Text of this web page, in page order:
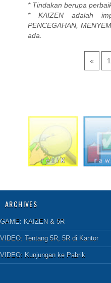
* Tindakan berupa
* KAIZEN adalah
PENCEGAHAN,
ada.
« 1
ARCHIVES
GAME: KAIZEN & 5R
VIDEO: Tentang 5R, 5R di Kantor
VIDEO: Kunjungan ke Pabrik